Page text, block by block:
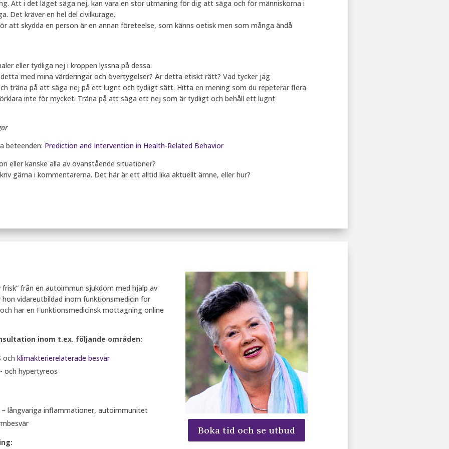
Att i det läget säga nej, kan vara en stor utmaning för dig att säga och för människorna i
Det kräver en hel del civilkurage.
att skydda en person är en annan företeelse, som känns oetisk men som många ändå
eller tydliga nej i kroppen lyssna på dessa.
med mina värderingar och övertygelser? Är detta etiskt rätt? Vad tycker jag
träna på att säga nej på ett lugnt och tydligt sätt. Hitta en mening som du repeterar flera
inte för mycket. Träna på att säga ett nej som är tydligt och behåll ett lugnt
beteenden: Prediction and Intervention in Health-Related Behavior
eller kanske alla av ovanstående situationer?
gärna i kommentarerna. Det här är ett alltid lika aktuellt ämne, eller hur?
frisk” från en autoimmun sjukdom med hjälp av
vidareutbildad inom funktionsmedicin för
har en Funktionsmedicinsk mottagning online
inom t.ex. följande områden:
och klimakterierelaterade besvär
och hypertyreos
långvariga inflammationer, autoimmunitet
Boka tid och se utbud